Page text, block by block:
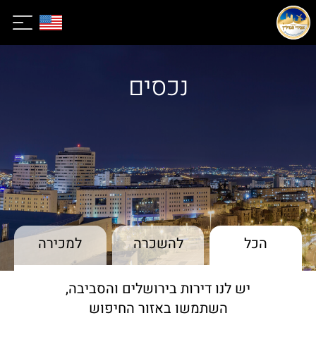
נכסים
הכל להשכרה למכירה
יש לנו דירות בירושלים והסביבה,
השתמשו באזור החיפוש